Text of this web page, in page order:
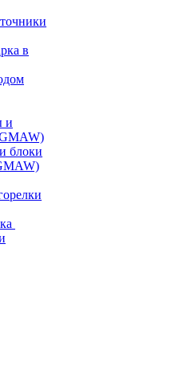
в
и
блоки